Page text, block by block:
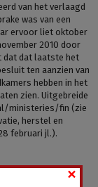
van het verlaagd
was van een
ervoor liet oktober
2010 door
dat dat laatste het
ten aanzien van
hebben in het
zien. Uitgebreide
ministeries/fin (zie
herstel en
februari jl.).
×